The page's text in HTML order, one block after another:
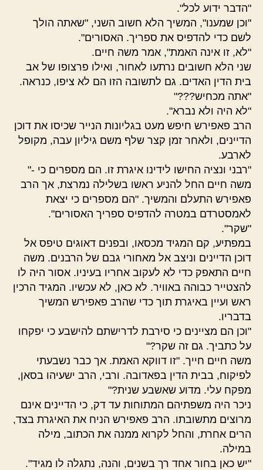
"הדבר ידוע לכל".
"וכן שמענו", המשיך הלא חשוב השני, "שאתה הולך
לשם כדי להדפיס את ספריך. האסורים".
"לא, זו אינה האמת", אמר משה חיים.
שני הלא חשובים נרתעו לאחור, ואילו פרצופו של אב
בית הדין האדים. גם לתשובה הזו הם לא ציפו, כנראה.
"אתה מכחיש???"
"לא היה ולא נברא".
הרב פאפירש חיפש מעט בגליונות הנייר שכיסו את דוכן
הדיינים, ולאחר זמן קצר שלף משם גיליון עבה, מקופל
לארבע.
"רבני ונציה החישו לידינו איגרת זו. הם מספרים כי -"
משה חיים החל להניע ראשו בשלילה נמרצת, אך הרב
פאפירש התעלם והמשיך. "הם מספרים כי יצאת
לאמסטרדם במטרה להדפיס ספריך האסורים".
"שקר".
במפתיע, קם המגיד מכסאו, ובפנים דאוגים טיפס אל
דוכן הדיינים וניצב אל מאחורי גבם של הרבנים. משה
חיים התאפק כדי לא לעקוב אחריו בעיניו. אסור היה לו
להצטייר כבוהה באוויר. לא כאן, לא עכשיו. המגיד הרכין
ראש ועיין באיגרת תוך כדי שהרב פאפירש המשיך
בדבריו.
"וכן הם מציינים כי סירבת לדרישתם להישבע כי יפקחו
על כתביך. גם זה שקר?"
משה חיים חייך. "זו דווקא האמת. אך כבר נשבעתי
לפיקוח, בבית הדין בפאדובה. ורבי, הרב ישעיהו בסאן,
מפקח עלי. מדוע שאשבע שנית?"
ניכר היה משפתיהם המתוחות עד דק, כי הדיינים אינם
מרוצים מתשובתו. הרב פאפירש הניח את האיגרת בצד,
הרים אחרת, והחל לקרוא ממנה את הכתוב, מילה
במילה.
"יש כאן בחור אחד רך בשנים, והנה, נתגלה לו מגיד".